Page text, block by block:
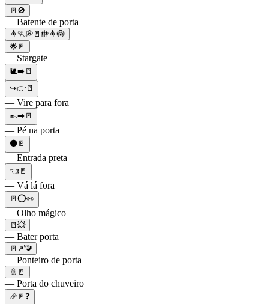
🚪🚫
— Batente de porta
🧍🏃💭🚪🚻🧍😳
🌟🚪
— Stargate
🐌➡️🚪
↪️👉🚪
— Vire para fora
👞➡️🚪
— Pé na porta
⚫🚪
— Entrada preta
👈🚪
— Vá lá fora
🚪⭕👀
— Olho mágico
🚪💥
— Bater porta
🚪↗️🚾
— Ponteiro de porta
🚿🚪
— Porta do chuveiro
🎉🚪❓